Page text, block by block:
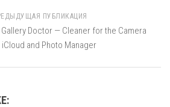
ПУБЛИКАЦИЯ
Doctor — Cleaner for the Camera
iCloud and Photo Manager